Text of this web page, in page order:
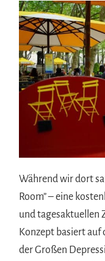
Während wir dort
Room” – eine
und tagesaktuellen
Konzept basiert auf
der Großen